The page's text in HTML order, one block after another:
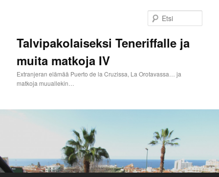
Talvipakolaiseksi Teneriffalle ja
muita matkoja IV
Extranjeran elämää Puerto de la Cruzissa, La Orotavassa… ja
matkoja muuallekin…